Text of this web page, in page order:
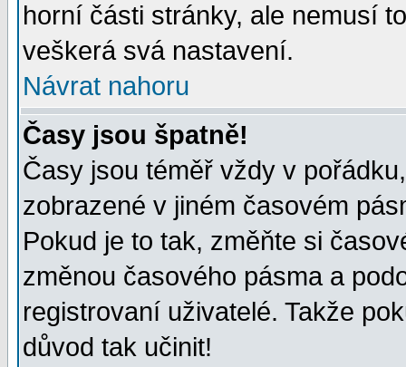
horní části stránky, ale nemusí
veškerá svá nastavení.
Návrat nahoru
Časy jsou špatně!
Časy jsou téměř vždy v
zobrazené v jiném časovém
Pokud je to tak, změňte si
změnou časového pásma a
registrovaní uživatelé. Takže
důvod tak učinit!